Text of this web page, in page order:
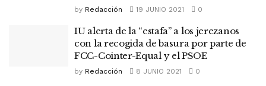
by Redacción 19 JUNIO 2021 0
IU alerta de la “estafa” a los jerezanos
con la recogida de basura por parte de
FCC-Cointer-Equal y el PSOE
by Redacción 8 JUNIO 2021 0